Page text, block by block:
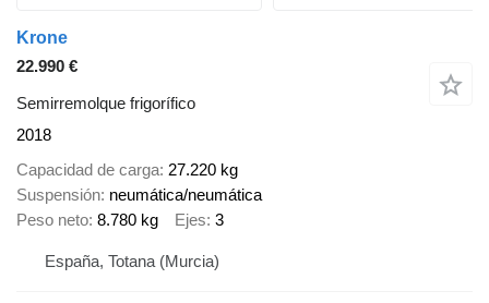
Krone
22.990 €
Semirremolque frigorífico
2018
Capacidad de carga 27.220 kg
Suspensión neumática/neumática
Peso neto 8.780 kg Ejes 3
España, Totana (Murcia)